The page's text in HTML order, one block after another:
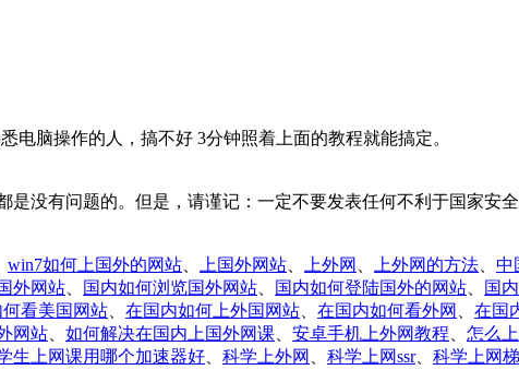
脑操作的人，搞不好 3分钟照着上面的教程就能搞定。
没有问题的。但是，请谨记：一定不要发表任何不利于国家安
win7如何上国外的网站 上国外网站 上外网 上外网的方法 中
外网站 国内如何浏览国外网站 国内如何登陆国外的网站 国
看美国网站 在国内如何上外国网站 在国内如何看外网 在国
网站 如何解决在国内上国外网课 安卓手机上外网教程 怎么
生上网课用哪个加速器好 科学上外网 科学上网ssr、 科学上网